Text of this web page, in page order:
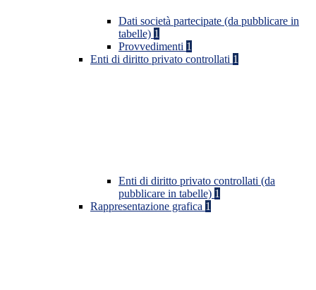
Dati società partecipate (da pubblicare in
tabelle) 1
Provvedimenti 1
Enti di diritto privato controllati 1
Enti di diritto privato controllati (da
pubblicare in tabelle) 1
Rappresentazione grafica 1